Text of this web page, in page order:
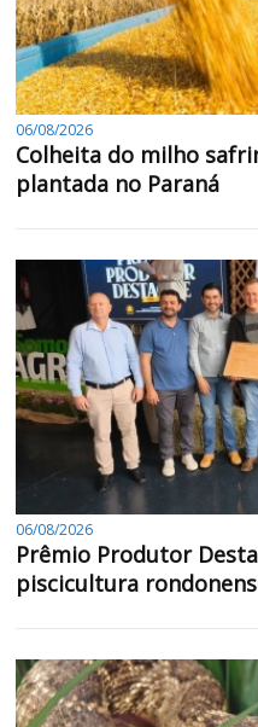
06/08/2026
Colheita do milho
plantada no Paraná
06/08/2026
Prêmio Produtor
piscicultura